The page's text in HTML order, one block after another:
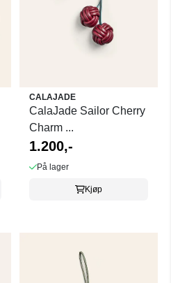
CALAJADE
CalaJade Sailor Cherry
Charm ...
1.200,-
På lager
Kjøp